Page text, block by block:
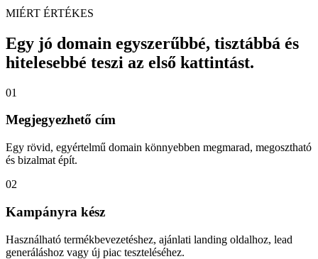
MIÉRT ÉRTÉKES
Egy jó domain egyszerűbbé, tisztábbá és
hitelesebbé teszi az első kattintást.
01
Megjegyezhető cím
Egy rövid, egyértelmű domain könnyebben megmarad, megosztható
és bizalmat épít.
02
Kampányra kész
Használható termékbevezetéshez, ajánlati landing oldalhoz, lead
generáláshoz vagy új piac teszteléséhez.